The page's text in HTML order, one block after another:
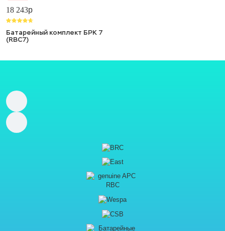
18 243p
Батарейный комплект БРК 7
(RBC7)